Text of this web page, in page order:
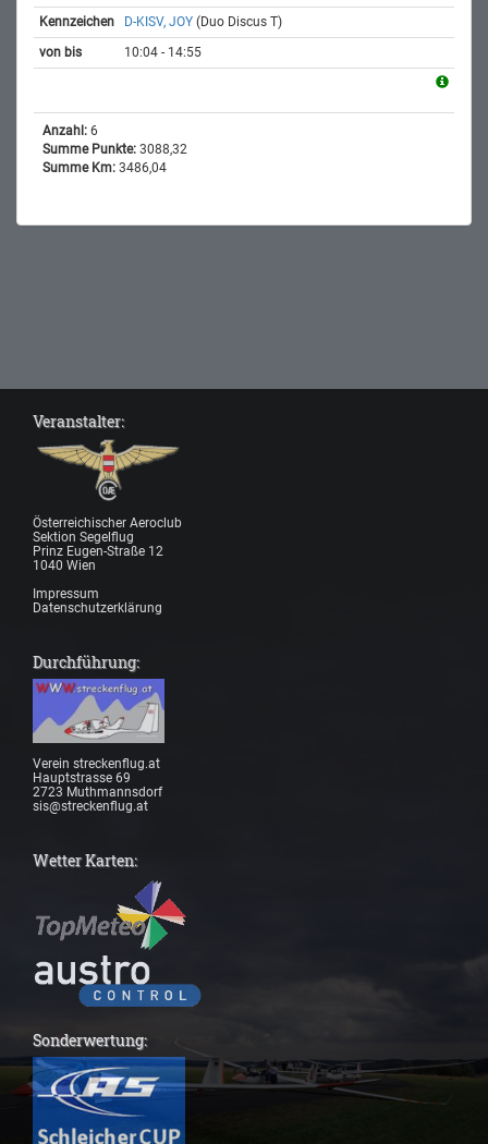
D-KISV, JOY (Duo Discus T)
10:04 - 14:55
Anzahl: 6
Summe Punkte: 3088,32
Summe Km: 3486,04
Veranstalter:
Österreichischer Aeroclub
Sektion Segelflug
Prinz Eugen-Straße 12
1040 Wien
Impressum
Datenschutzerklärung
Durchführung:
Verein streckenflug.at
Hauptstrasse 69
2723 Muthmannsdorf
sis@streckenflug.at
Wetter Karten:
Sonderwertung: